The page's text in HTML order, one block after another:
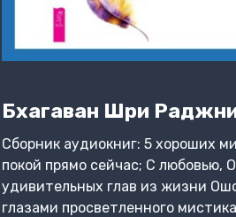
Бхагаван Шри
Сборник аудиокниг: 5 хороших
покой прямо сейчас; С любовью,
удивительных глав из жизни
глазами просветленного